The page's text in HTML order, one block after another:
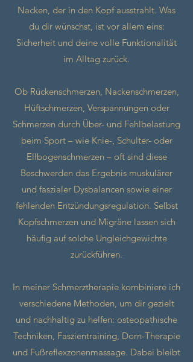
Nacken, der in den Kopf ausstrahlt. Was
du dir wünschst, ist vor allem eins:
Sicherheit und deine volle Funktionalität
im Alltag zurück.
Ob Rückenschmerzen, Nackenschmerzen,
Hüftschmerzen, Verspannungen oder
Schmerzen durch Über- und Fehlbelastung
beim Sport – wie Knie-, Schulter- oder
Ellbogenschmerzen – oft sind diese
Beschwerden das Ergebnis muskulärer
und faszialer Dysbalancen sowie einer
fehlenden Entzündungsregulation. Selbst
Kopfschmerzen und Migräne lassen sich
häufig auf solche Ungleichgewichte
zurückführen.
In meiner Schmerztherapie kombiniere ich
verschiedene Methoden, um dir gezielt
und nachhaltig zu helfen: osteopathische
Techniken, Faszientraining, Dorn-Therapie
und Fußreflexzonenmassage. Dabei bleibt